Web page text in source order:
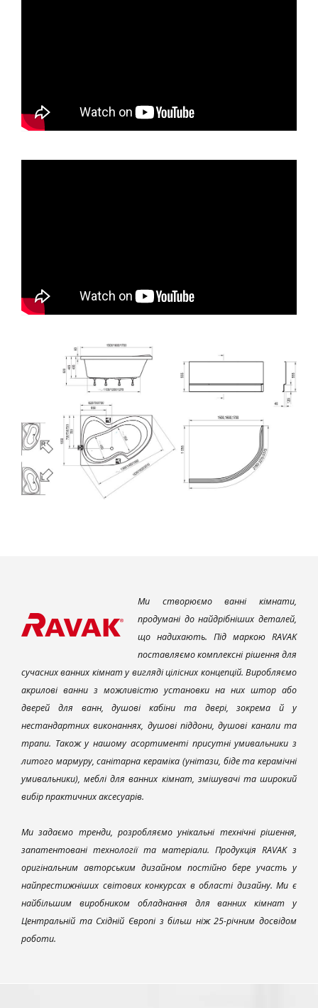
Ми створюємо ванні кімнати,
продумані до найдрібніших деталей,
що надихають. Під маркою RAVAK
поставляємо комплексні рішення для
сучасних ванних кімнат у вигляді цілісних концепцій. Виробляємо
акрилові ванни з можливістю установки на них штор або
дверей для ванн, душові кабіни та двері, зокрема й у
нестандартних виконаннях, душові піддони, душові канали та
трапи. Також у нашому асортименті присутні умивальники з
литого мармуру, санітарна кераміка (унітази, біде та керамічні
умивальники), меблі для ванних кімнат, змішувачі та широкий
вибір практичних аксесуарів.
Ми задаємо тренди, розробляємо унікальні технічні рішення,
запатентовані технології та матеріали. Продукція RAVAK з
оригінальним авторським дизайном постійно бере участь у
найпрестижніших світових конкурсах в області дизайну. Ми є
найбільшим виробником обладнання для ванних кімнат у
Центральній та Східній Європі з більш ніж 25-річним досвідом
роботи.